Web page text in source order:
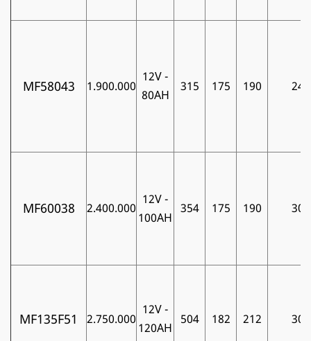
MF58043 1.900.000
12V -
80AH
315 175 190 24
MF60038 2.400.000
12V -
100AH
354 175 190 30
MF135F51 2.750.000
12V -
120AH
504 182 212 30